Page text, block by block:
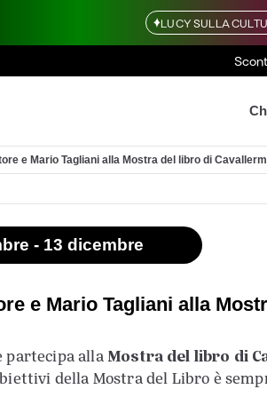
LUCY SULLA
e Mario Tagliani alla Mostra del libro di
- 13 dicembre
e Mario Tagliani alla
partecipa alla Mostra del libro di
della Mostra del Libro è